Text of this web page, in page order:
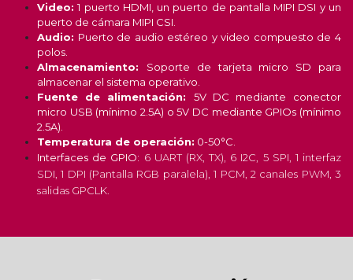
Video: 1 puerto HDMI, un puerto de pantalla MIPI DSI y un
puerto de cámara MIPI CSI.
Audio: Puerto de audio estéreo y video compuesto de 4
polos.
Almacenamiento: Soporte de tarjeta micro SD para
almacenar el sistema operativo.
Fuente de alimentación: 5V DC mediante
conector
micro USB (mínimo 2.5A) o 5V DC mediante GPIOs (mínimo
2.5A).
Temperatura de operación: 0-50°C.
Interfaces de GPIO: 6 UART (RX, TX), 6 I2C, 5 SPI, 1 interfaz
SDI, 1 DPI (Pantalla RGB paralela), 1 PCM, 2 canales PWM, 3
salidas GPCLK.